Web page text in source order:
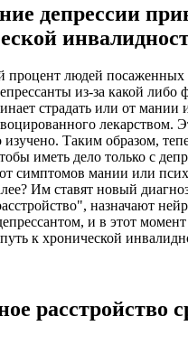
депрессии
процент людей посаженных
из-за какой либо
страдать или от мании
лекарством.
изучено. Таким образом,
иметь дело только с
симптомов мании или
Им ставят новый
назначают
и в этот
к хронической
расстройство